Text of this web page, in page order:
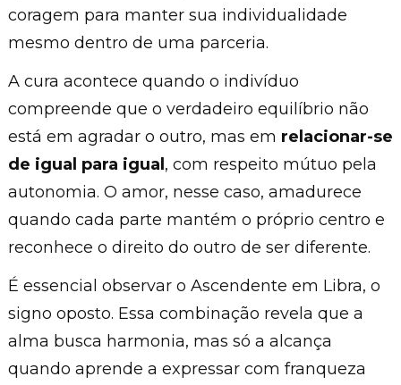
coragem para manter sua individualidade
mesmo dentro de uma parceria.
A cura acontece quando o indivíduo
compreende que o verdadeiro equilíbrio não
está em agradar o outro, mas em relacionar-se
de igual para igual , com respeito mútuo pela
autonomia. O amor, nesse caso, amadurece
quando cada parte mantém o próprio centro e
reconhece o direito do outro de ser diferente.
É essencial observar o Ascendente em Libra, o
signo oposto. Essa combinação revela que a
alma busca harmonia, mas só a alcança
quando aprende a expressar com franqueza